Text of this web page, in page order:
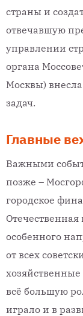
страны и
отвечавшую
управлении
органа
Москвы)
задач.
Главные
Важными
позже –
городское
особенного
от всех
всё большую
играло и в